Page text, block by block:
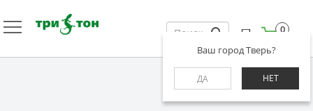
Ваш город Тверь?
ДА НЕТ
0